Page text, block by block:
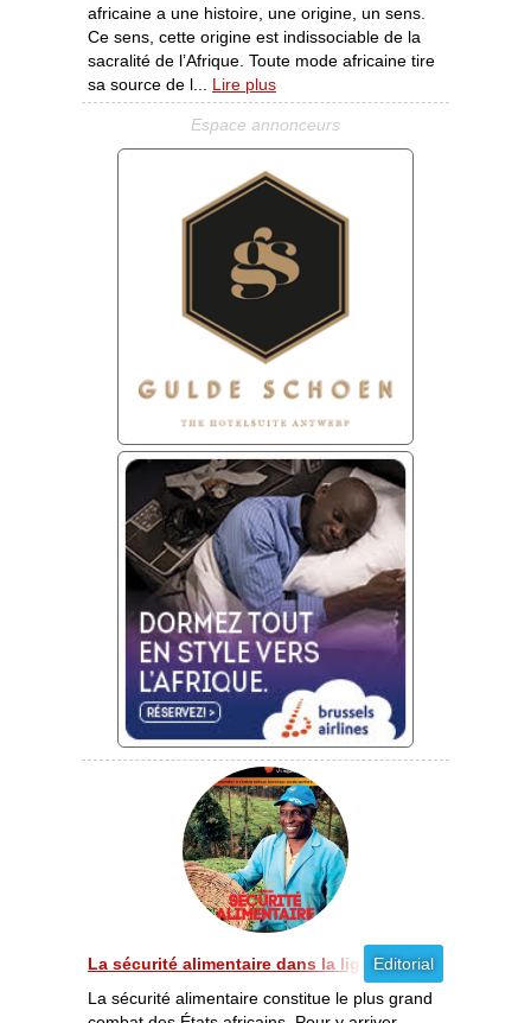
africaine a une histoire, une origine, un sens.
Ce sens, cette origine est indissociable de la
sacralité de l’Afrique. Toute mode africaine tire
sa source de l... Lire plus
Espace annonceurs
Editorial
La sécurité alimentaire dans la ligne de mire [10/2012]
La sécurité alimentaire constitue le plus grand